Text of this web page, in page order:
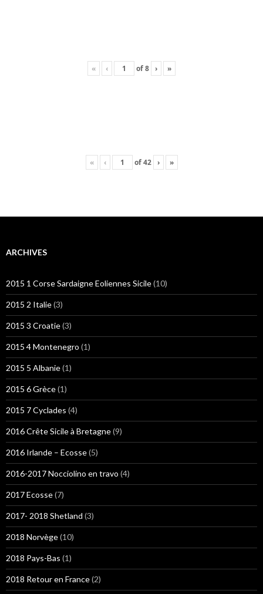
« ‹ of8 › »
« ‹ of42 › »
ARCHIVES
2015 1 Corse Sardaigne Eoliennes Sicile(10)
2015 2 Italie(3)
2015 3 Croatie(3)
2015 4 Montenegro (1)
2015 5 Albanie(1)
2015 6 Grèce(1)
2015 7 Cyclades (4)
2016 Crête Sicile à Bretagne(9)
2016 Irlande – Ecosse(5)
2016-2017 Nocciolino en travo (4)
2017 Ecosse(7)
2017- 2018 Shetland (3)
2018 Norvège(10)
2018 Pays-Bas (1)
2018 Retour en France(2)